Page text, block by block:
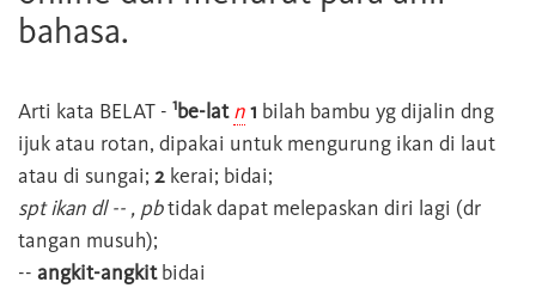
bahasa.
Arti kata BELAT - 1be-lat n1 bilah bambu yg dijalin dng
ijuk atau rotan, dipakai untuk mengurung ikan di laut
atau di sungai; 2 kerai; bidai;
spt ikan dl -- , pbtidak dapat melepaskan diri lagi (dr
tangan musuh);
-- angkit-angkitbidai